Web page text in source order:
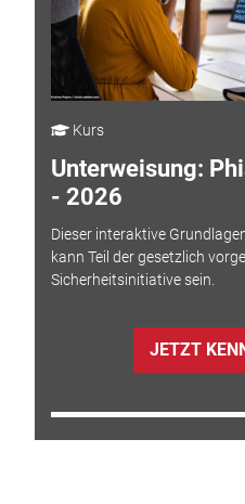
Kurs
Unterweisung:
- 2026
Dieser interaktive
kann Teil der gesetzlich
Sicherheitsinitiative sein.
JETZT